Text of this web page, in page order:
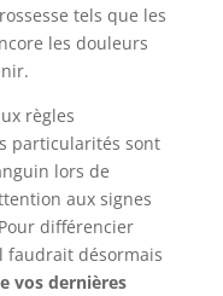
tels que les
les douleurs
règles
particularités sont
lors de
aux signes
différencier
faudrait désormais
vos dernières